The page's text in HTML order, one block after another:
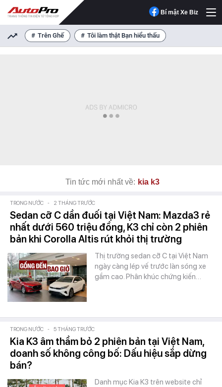
Bí mật Xe Biz
Trên Ghế Tôi làm thật Bạn hiểu thấu
Tin tức mới nhất về: kia k3
TRONG NƯỚC - 2 THÁNG TRƯỚC
Sedan cỡ C dần đuối tại Việt Nam: Mazda3 rẻ
nhất dưới 560 triệu đồng, K3 chỉ còn 2 phiên
bản khi Corolla Altis rút khỏi thị trường
Thị trường sedan cỡ C tại Việt Nam
ngày càng lép vế trước làn sóng xe
gầm cao. Phân khúc chứng kiến…
TRONG NƯỚC - 5 THÁNG TRƯỚC
Kia K3 âm thầm bỏ 2 phiên bản tại Việt Nam,
doanh số không công bố: Dấu hiệu sắp dừng
bán?
Danh mục Kia K3 trên website chỉ